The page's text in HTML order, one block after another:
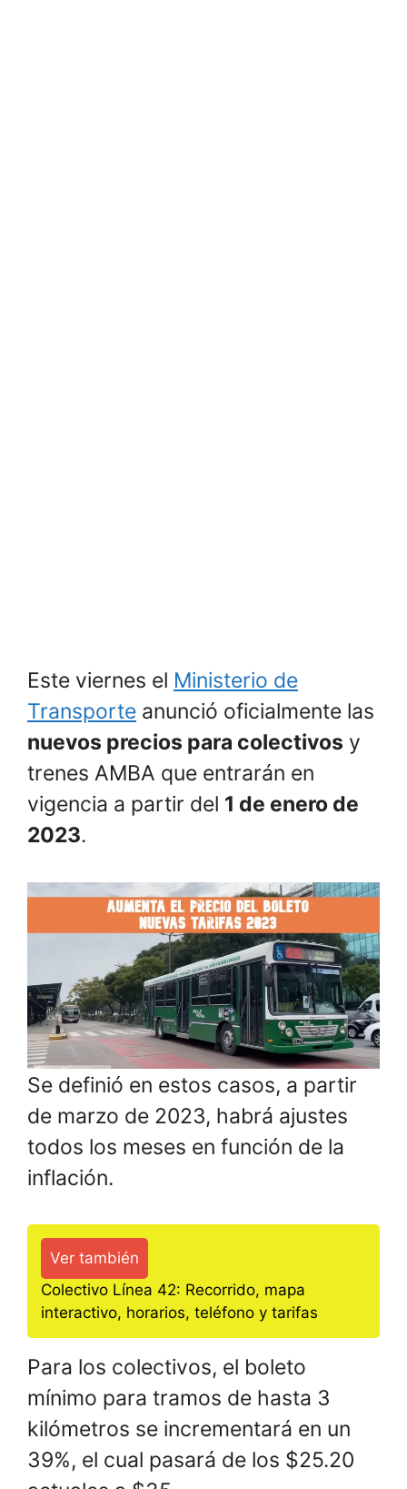
Este viernes el Ministerio de
Transporte anunció oficialmente las
nuevos precios para colectivos y
trenes AMBA que entrarán en
vigencia a partir del 1 de enero de
2023.
Se definió en estos casos, a partir
de marzo de 2023, habrá ajustes
todos los meses en función de la
inflación.
Ver también
Colectivo Línea 42: Recorrido, mapa
interactivo, horarios, teléfono y tarifas
Para los colectivos, el boleto
mínimo para tramos de hasta 3
kilómetros se incrementará en un
39%, el cual pasará de los $25.20